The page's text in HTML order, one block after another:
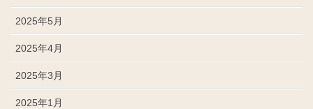
2025年5月
2025年4月
2025年3月
2025年1月